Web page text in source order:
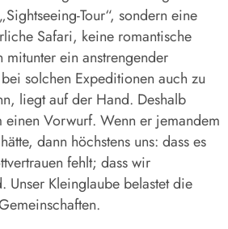
Tour“, sondern eine
Safari, keine romantische
mitunter ein anstrengender
solchen Expeditionen auch zu
liegt auf der Hand. Deshalb
einen Vorwurf. Wenn er jemandem
dann höchstens uns: dass es
fehlt; dass wir
Unser Kleinglaube belastet die